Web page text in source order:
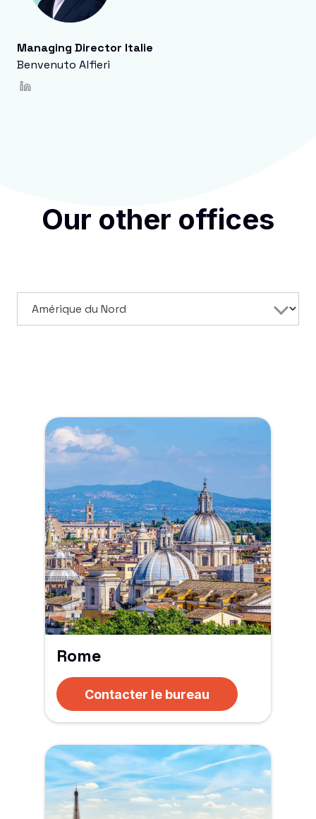
Managing Director Italie
Benvenuto Alfieri
Our other offices
Rome
Contacter le bureau